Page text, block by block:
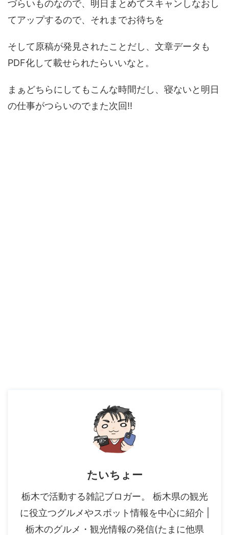
づらいものなので、明日まとめてスキャンしなおし
てアップするので、それまでお待ちを
そして原稿が発見されたことだし、文章データも
PDF化して載せられたらいいなと。
まぁどちらにしてもこんな時間だし、寝ないと明日
の仕事がつらいのでまた次回!!
たいちょー
栃木で活動する雑記ブロガー。 栃木県の観光
に役立つグルメやスポット情報を中心に紹介 |
栃木のグルメ・観光情報の発信(たまに他県